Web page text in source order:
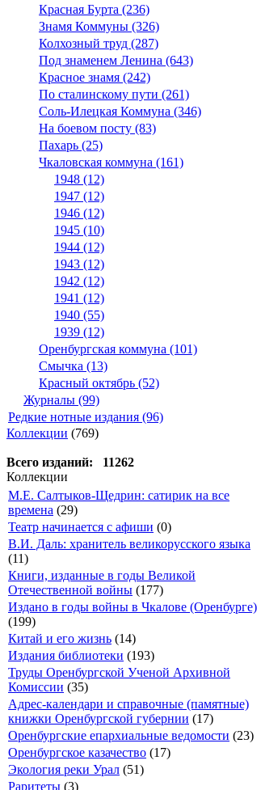
Красная Бурта (236)
Знамя Коммуны (326)
Колхозный труд (287)
Под знаменем Ленина (643)
Красное знамя (242)
По сталинскому пути (261)
Соль-Илецкая Коммуна (346)
На боевом посту (83)
Пахарь (25)
Чкаловская коммуна (161)
1948 (12)
1947 (12)
1946 (12)
1945 (10)
1944 (12)
1943 (12)
1942 (12)
1941 (12)
1940 (55)
1939 (12)
Оренбургская коммуна (101)
Смычка (13)
Красный октябрь (52)
Журналы (99)
Редкие нотные издания (96)
Коллекции (769)
Всего изданий: 11262
Коллекции
М.Е. Салтыков-Щедрин: сатирик на все
времена (29)
Театр начинается с афиши (0)
В.И. Даль: хранитель великорусского языка
(11)
Книги, изданные в годы Великой
Отечественной войны (177)
Издано в годы войны в Чкалове (Оренбурге)
(199)
Китай и его жизнь (14)
Издания библиотеки (193)
Труды Оренбургской Ученой Архивной
Комиссии (35)
Адрес-календари и справочные (памятные)
книжки Оренбургской губернии (17)
Оренбургские епархиальные ведомости (23)
Оренбургское казачество (17)
Экология реки Урал (51)
Раритеты (3)